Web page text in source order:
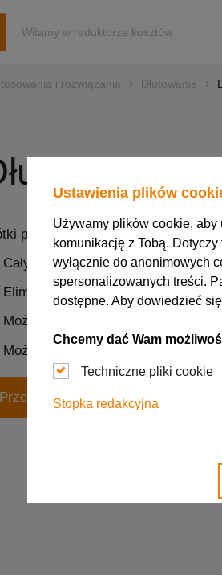
Ustawienia plików
Używamy plików cookie,
komunikację z Tobą.
wyłącznie do anonimowych
spersonalizowanych treści.
dostępne. Aby dowiedzieć
Chcemy dać Wam
Techniczne pliki cookie
Stopka redakcyjna
Witamy w reduktorze kosztów
i rozwiązania Dłutowanie
przegląd faktów technicznych:
Cały proces produkcji na jednej
Eliminacja kolejnej operacji
Możliwość dłutowania do samego
Możliwość stosowania na prawie
Prześlij zapytanie